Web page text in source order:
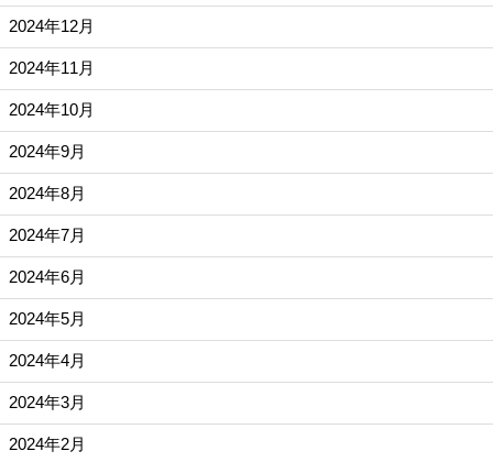
2024年12月
2024年11月
2024年10月
2024年9月
2024年8月
2024年7月
2024年6月
2024年5月
2024年4月
2024年3月
2024年2月